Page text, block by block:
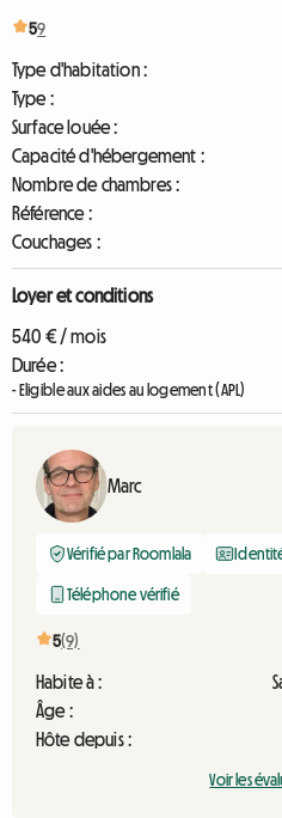
59
Type d'habitation :
Type :
Surface louée :
Capacité d'hébergement :
Nombre de chambres :
Référence :
Couchages :
Loyer et conditions
540 € / mois
Durée :
- Eligible aux aides au logement (APL)
Marc
Vérifié par Roomlala
Téléphone vérifié
5(9)
Habite à :
Âge :
Hôte depuis :
Voir les